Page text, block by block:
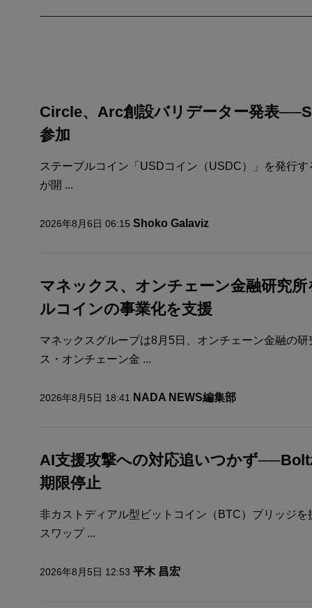
Circle、Arc創設バリデーター発表
参加
ステーブルコイン「USDコイン（USDC）」を発行
が開 ...
2026年8月6日 06:15 Shoko Galaviz
マネックス、オンチェーン金融研究
ルコインの事業化を支援
マネックスグループは8月5日、オンチェーン金融の
ス・オンチェーン金 ...
2026年8月5日 18:41 NADA NEWS編集部
AI支援攻撃への対応追いつかず
期限停止
非カストディアル型ビットコイン（BTC）ブリッジ
スワップ ...
2026年8月5日 12:53 平木 昌宏